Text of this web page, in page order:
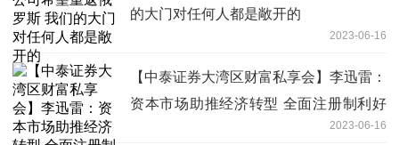
的大门对任何人都是敞开的
2023-06-16
【中泰证券大湾区财富私享会】李迅雷：
资本市场助推经济转型 全面注册制利好
2023-06-16